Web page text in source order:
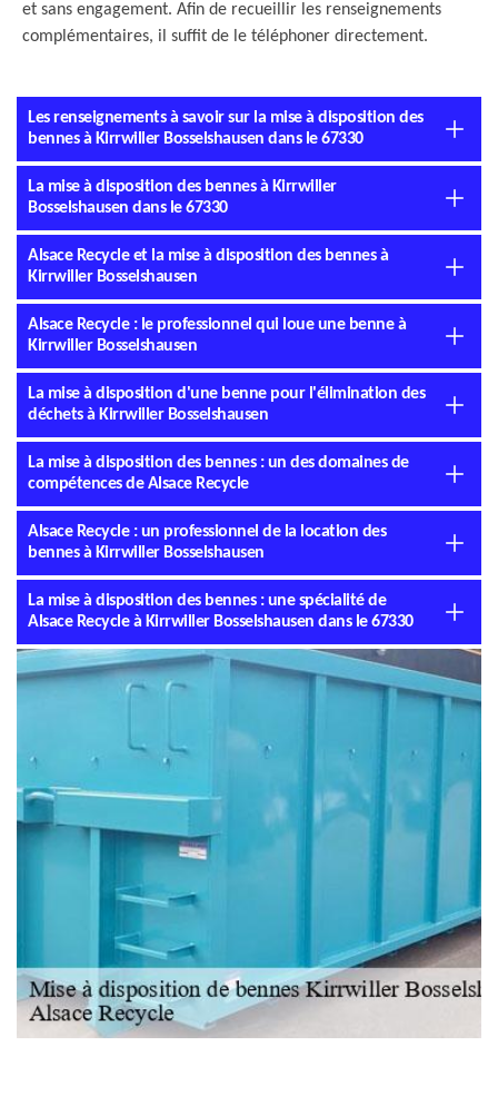
et sans engagement. Afin de recueillir les renseignements
complémentaires, il suffit de le téléphoner directement.
Les renseignements à savoir sur la mise à disposition des
bennes à Kirrwiller Bosselshausen dans le 67330
La mise à disposition des bennes à Kirrwiller
Bosselshausen dans le 67330
Alsace Recycle et la mise à disposition des bennes à
Kirrwiller Bosselshausen
Alsace Recycle : le professionnel qui loue une benne à
Kirrwiller Bosselshausen
La mise à disposition d'une benne pour l'élimination des
déchets à Kirrwiller Bosselshausen
La mise à disposition des bennes : un des domaines de
compétences de Alsace Recycle
Alsace Recycle : un professionnel de la location des
bennes à Kirrwiller Bosselshausen
La mise à disposition des bennes : une spécialité de
Alsace Recycle à Kirrwiller Bosselshausen dans le 67330